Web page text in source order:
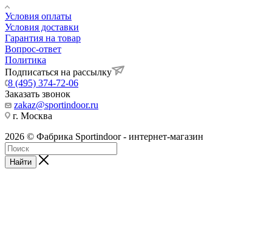
Условия оплаты
Условия доставки
Гарантия на товар
Вопрос-ответ
Политика
Подписаться на рассылку
8 (495) 374-72-06
Заказать звонок
zakaz@sportindoor.ru
г. Москва
2026 © Фабрика Sportindoor - интернет-магазин
Найти